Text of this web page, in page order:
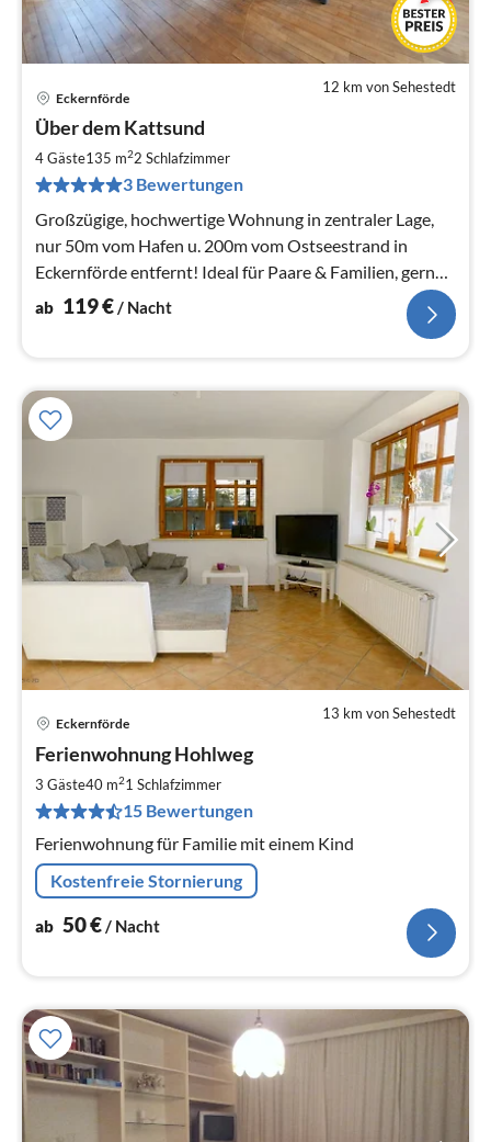
12 km von Sehestedt
Eckernförde
Über dem Kattsund
4 Gäste135 m22 Schlafzimmer
3 Bewertungen
Großzügige, hochwertige Wohnung in zentraler Lage,
nur 50m vom Hafen u. 200m vom Ostseestrand in
Eckernförde entfernt! Ideal für Paare & Familien, gern
auch mit Hund!
ab 119€/ Nacht
13 km von Sehestedt
Eckernförde
Ferienwohnung Hohlweg
3 Gäste40 m21 Schlafzimmer
15 Bewertungen
Ferienwohnung für Familie mit einem Kind
Kostenfreie Stornierung
ab 50€/ Nacht